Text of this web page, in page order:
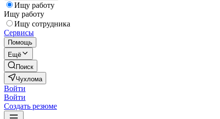
Ищу работу
Ищу работу
Ищу сотрудника
Сервисы
Помощь
Ещё
Поиск
Чухлома
Войти
Войти
Создать резюме